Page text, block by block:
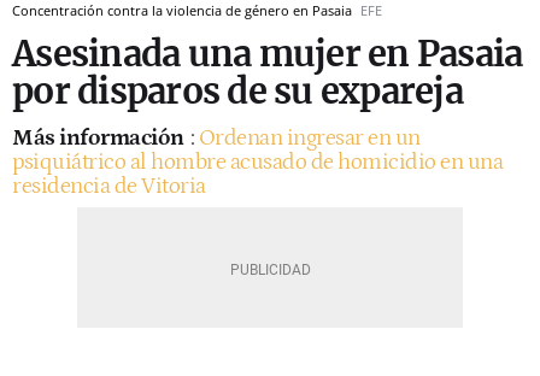
Concentración contra la violencia de género en Pasaia EFE
Asesinada una mujer en Pasaia
por disparos de su expareja
Más información : Ordenan ingresar en un
psiquiátrico al hombre acusado de homicidio en una
residencia de Vitoria